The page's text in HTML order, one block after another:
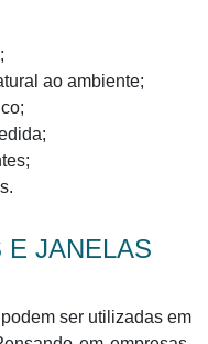
ao ambiente;
E JANELAS
ser utilizadas em